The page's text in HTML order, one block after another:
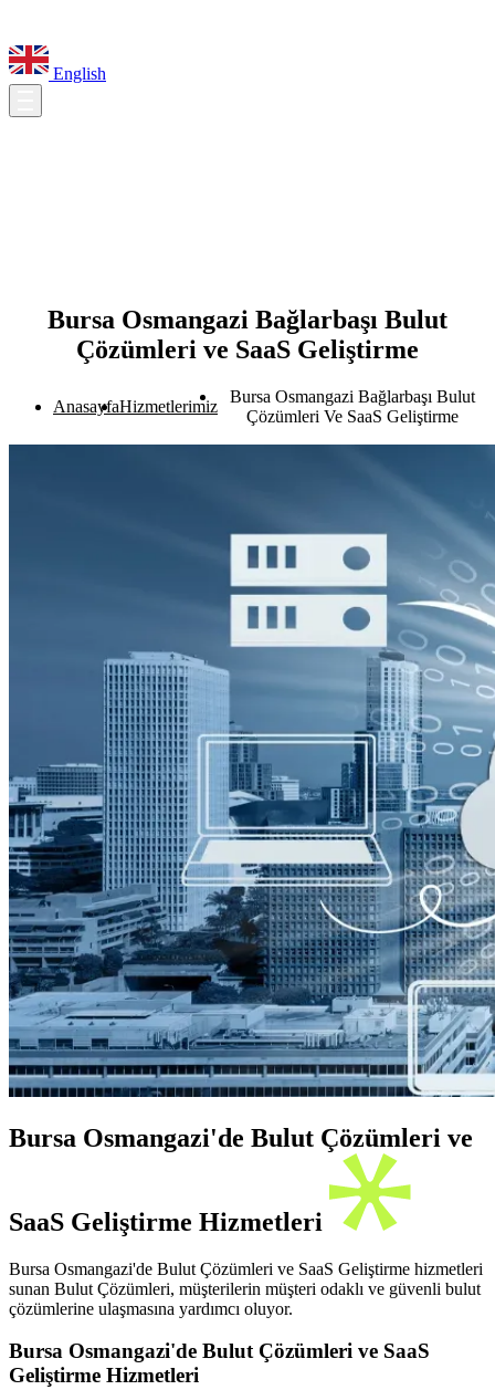
English
Bursa Osmangazi Bağlarbaşı Bulut
Çözümleri ve SaaS Geliştirme
AnasayfaHizmetlerimiz
Bursa Osmangazi Bağlarbaşı Bulut
Çözümleri Ve SaaS Geliştirme
Bursa Osmangazi'de Bulut Çözümleri ve
SaaS Geliştirme Hizmetleri
Bursa Osmangazi'de Bulut Çözümleri ve SaaS Geliştirme hizmetleri
sunan Bulut Çözümleri, müşterilerin müşteri odaklı ve güvenli bulut
çözümlerine ulaşmasına yardımcı oluyor.
Bursa Osmangazi'de Bulut Çözümleri ve SaaS
Geliştirme Hizmetleri